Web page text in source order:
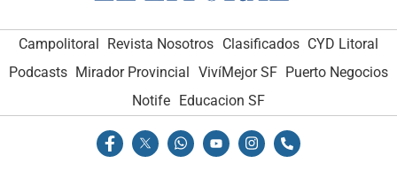
Campolitoral Revista Nosotros Clasificados CYD Litoral
Podcasts Mirador Provincial VivíMejor SF Puerto Negocios
Notife Educacion SF